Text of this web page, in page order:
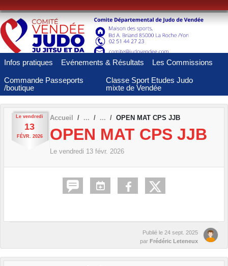
Infos pratiques Evénements & Résultats Les Commissions
Commande Passeports
/boutique
Classe Sport Etudes Judo
mixte de Vendée
Le vendredi
13
FÉVR. 2026
Accueil OPEN MAT CPS JJB
OPEN MAT CPS JJB
Le vendredi 13 févr. 2026
Publié le 24 sept. 2025
par Frédéric Leteneux